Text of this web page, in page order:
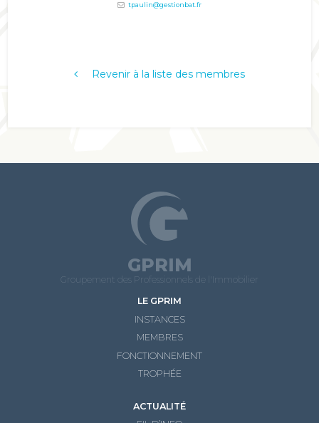
tpaulin@gestionbat.fr
Revenir à la liste des membres
GPRIM
Groupement des Professionnels de l'Immobilier
LE GPRIM
INSTANCES
MEMBRES
FONCTIONNEMENT
TROPHÉE
ACTUALITÉ